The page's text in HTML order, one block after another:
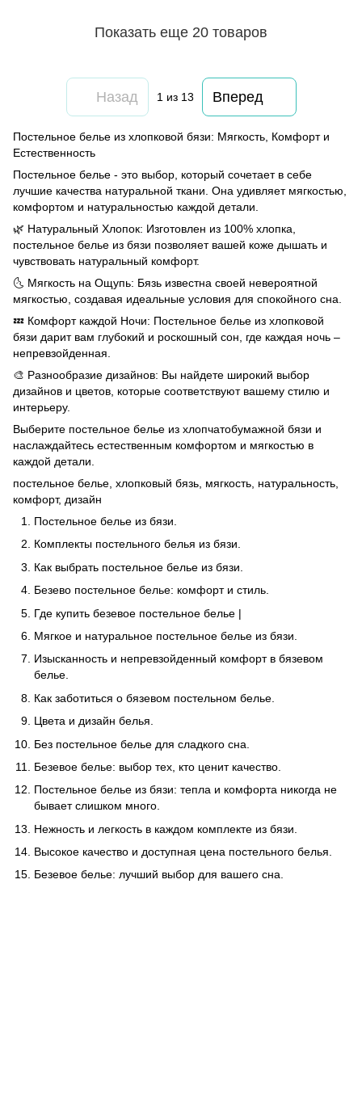
Показать еще 20 товаров
Назад 1 из 13 Вперед
Постельное белье из хлопковой бязи: Мягкость, Комфорт и
Естественность
Постельное белье - это выбор, который сочетает в себе
лучшие качества натуральной ткани. Она удивляет мягкостью,
комфортом и натуральностью каждой детали.
🌿 Натуральный Хлопок: Изготовлен из 100% хлопка,
постельное белье из бязи позволяет вашей коже дышать и
чувствовать натуральный комфорт.
🌜 Мягкость на Ощупь: Бязь известна своей невероятной
мягкостью, создавая идеальные условия для спокойного сна.
💤 Комфорт каждой Ночи: Постельное белье из хлопковой
бязи дарит вам глубокий и роскошный сон, где каждая ночь –
непревзойденная.
🎨 Разнообразие дизайнов: Вы найдете широкий выбор
дизайнов и цветов, которые соответствуют вашему стилю и
интерьеру.
Выберите постельное белье из хлопчатобумажной бязи и
наслаждайтесь естественным комфортом и мягкостью в
каждой детали.
постельное белье, хлопковый бязь, мягкость, натуральность,
комфорт, дизайн
Постельное белье из бязи.
Комплекты постельного белья из бязи.
Как выбрать постельное белье из бязи.
Безево постельное белье: комфорт и стиль.
Где купить безевое постельное белье |
Мягкое и натуральное постельное белье из бязи.
Изысканность и непревзойденный комфорт в бязевом
белье.
Как заботиться о бязевом постельном белье.
Цвета и дизайн белья.
Без постельное белье для сладкого сна.
Безевое белье: выбор тех, кто ценит качество.
Постельное белье из бязи: тепла и комфорта никогда не
бывает слишком много.
Нежность и легкость в каждом комплекте из бязи.
Высокое качество и доступная цена постельного белья.
Безевое белье: лучший выбор для вашего сна.